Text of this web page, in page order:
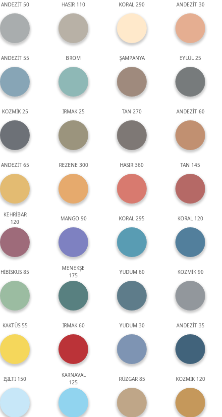
ANDEZİT 50 HASIR 110 KORAL 290 ANDEZİT 30
ANDEZİT 55 BROM ŞAMPANYA EYLÜL 25
KOZMİK 25 IRMAK 25 TAN 270 ANDEZİT 60
ANDEZİT 65 REZENE 300 HASIR 360 TAN 145
KEHRİBAR
120
MANGO 90 KORAL 295 KORAL 120
HİBİSKUS 85
MENEKŞE
175
YUDUM 60 KOZMİK 90
KAKTÜS 55 IRMAK 60 YUDUM 30 ANDEZİT 35
IŞILTI 150
KARNAVAL
125
RÜZGAR 85 KOZMİK 120